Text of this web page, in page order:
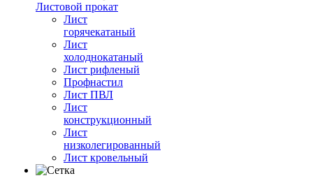
Листовой прокат
Лист
горячекатаный
Лист
холоднокатаный
Лист рифленый
Профнастил
Лист ПВЛ
Лист
конструкционный
Лист
низколегированный
Лист кровельный